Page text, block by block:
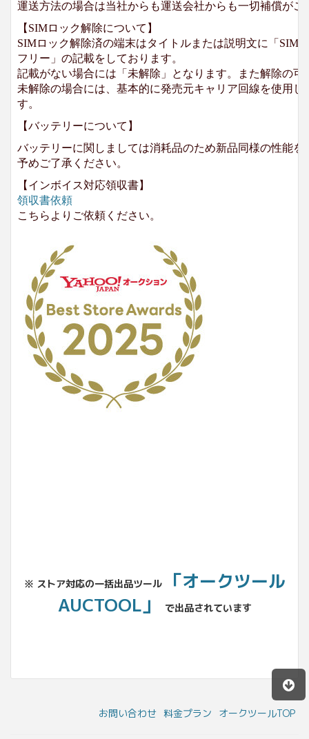
運送方法の場合は当社からも運送会社からも一切補償がご
【SIMロック解除について】
SIMロック解除済の端末はタイトルまたは説明文に「SIM
フリー」の記載をしております。
記載がない場合には「未解除」となります。また解除の可
未解除の場合には、基本的に発売元キャリア回線を使用
す。
【バッテリーについて】
バッテリーに関しましては消耗品のため新品同様の性能
予めご了承ください。
【インボイス対応領収書】
領収書依頼
こちらよりご依頼ください。
※ ストア対応の一括出品ツール
「オークツール
AUCTOOL」
で出品されています
お問い合わせ 料金プラン オークツールTOP